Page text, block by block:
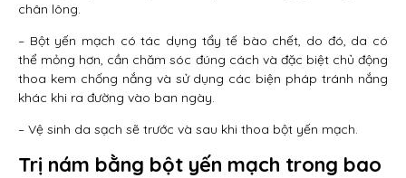
chân lông.
– Bột yến mạch có tác dụng tẩy tế bào chết, do đó, da có
thể mỏng hơn, cần chăm sóc đúng cách và đặc biệt chủ động
thoa kem chống nắng và sử dụng các biện pháp tránh nắng
khác khi ra đường vào ban ngày.
– Vệ sinh da sạch sẽ trước và sau khi thoa bột yến mạch.
Trị nám bằng bột yến mạch trong bao